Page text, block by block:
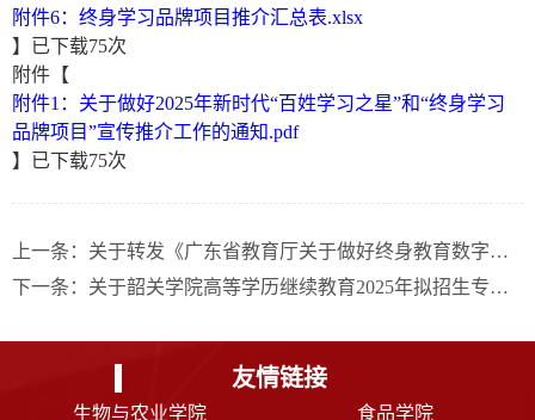
附件6：终身学习品牌项目推介汇总表.xlsx
】已下载75次
附件【
附件1：关于做好2025年新时代“百姓学习之星”和“终身学习
品牌项目”宣传推介工作的通知.pdf
】已下载75次
上一条： 关于转发《广东省教育厅关于做好终身教育数字化学习资源征集工作的通知》的通知
下一条： 关于韶关学院高等学历继续教育2025年拟招生专业及校外教学点设置的公示
友情链接
生物与农业学院
食品学院